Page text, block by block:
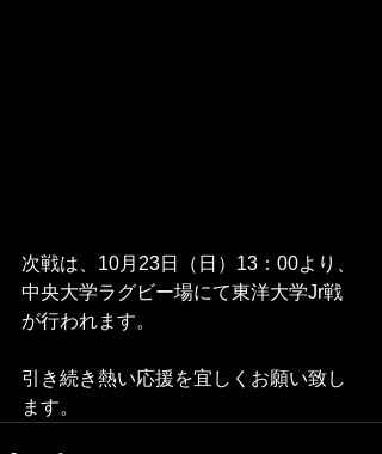
次戦は、10月23日（日）13：00より、
中央大学ラグビー場にて東洋大学Jr戦
が行われます。
引き続き熱い応援を宜しくお願い致し
ます。